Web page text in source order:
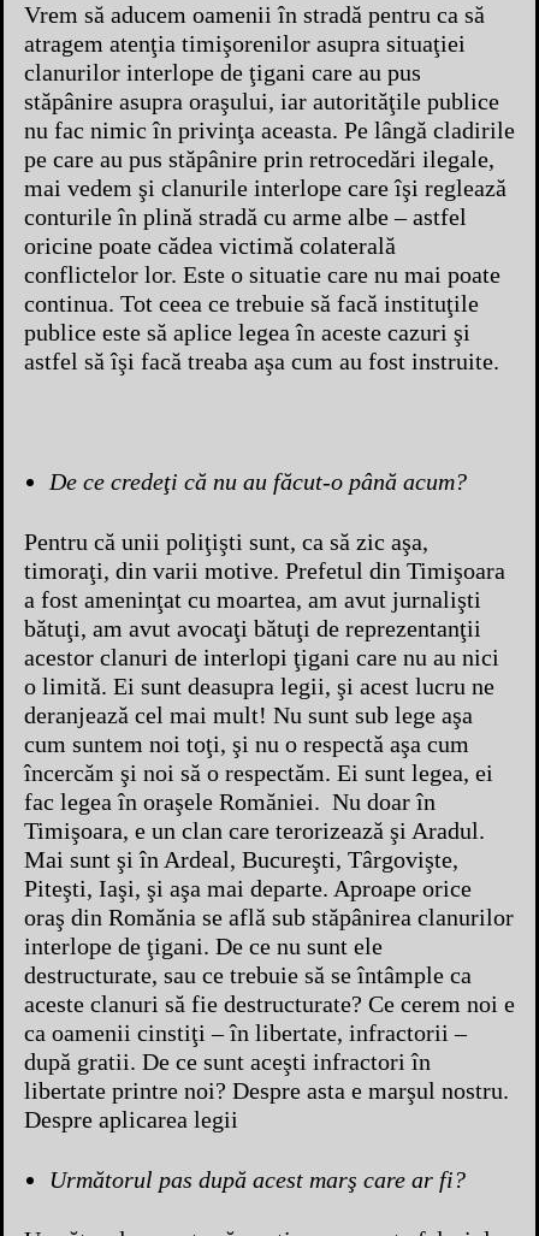
Vrem să aducem oamenii în stradă pentru ca să
atragem atenţia timişorenilor asupra situaţiei
clanurilor interlope de ţigani care au pus
stăpânire asupra oraşului, iar autorităţile publice
nu fac nimic în privinţa aceasta. Pe lângă cladirile
pe care au pus stăpânire prin retrocedări ilegale,
mai vedem şi clanurile interlope care îşi reglează
conturile în plină stradă cu arme albe – astfel
oricine poate cădea victimă colaterală
conflictelor lor. Este o situatie care nu mai poate
continua. Tot ceea ce trebuie să facă instituţile
publice este să aplice legea în aceste cazuri şi
astfel să îşi facă treaba aşa cum au fost instruite.
De ce credeţi că nu au făcut-o până acum?
Pentru că unii poliţişti sunt, ca să zic aşa,
timoraţi, din varii motive. Prefetul din Timişoara
a fost ameninţat cu moartea, am avut jurnalişti
bătuţi, am avut avocaţi bătuţi de reprezentanţii
acestor clanuri de interlopi ţigani care nu au nici
o limită. Ei sunt deasupra legii, şi acest lucru ne
deranjează cel mai mult! Nu sunt sub lege aşa
cum suntem noi toţi, şi nu o respectă aşa cum
încercăm şi noi să o respectăm. Ei sunt legea, ei
fac legea în oraşele Romăniei. Nu doar în
Timişoara, e un clan care terorizează şi Aradul.
Mai sunt şi în Ardeal, Bucureşti, Târgovişte,
Piteşti, Iaşi, şi aşa mai departe. Aproape orice
oraş din Romănia se află sub stăpânirea clanurilor
interlope de ţigani. De ce nu sunt ele
destructurate, sau ce trebuie să se întâmple ca
aceste clanuri să fie destructurate? Ce cerem noi e
ca oamenii cinstiţi – în libertate, infractorii –
după gratii. De ce sunt aceşti infractori în
libertate printre noi? Despre asta e marşul nostru.
Despre aplicarea legii
Următorul pas după acest marş care ar fi?